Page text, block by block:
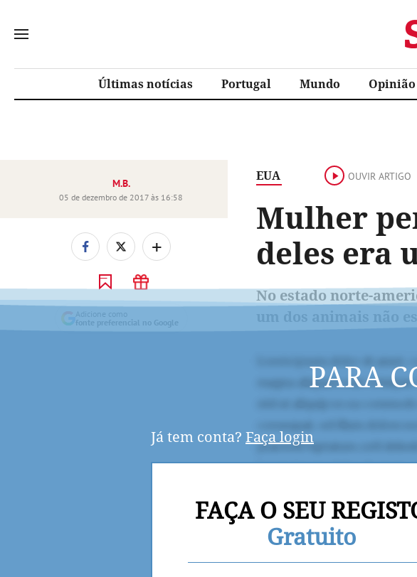
Últimas notícias Portugal Mundo Opinião
EUA OUVIR ARTIGO
Mulher
deles era
M.B.
05 de dezembro de 2017 às 16:58
+
Adicione como
fonte preferencial no Google
No estado norte-
um dos animais não
PARA
Já tem conta? Faça login
FAÇA O SEU
Gratuito